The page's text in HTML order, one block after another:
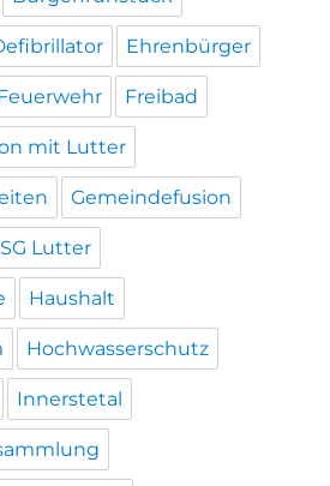
Ehrenbürger
Freibad
mit Lutter
Gemeindefusion
Lutter
Haushalt
Hochwasserschutz
Innerstetal